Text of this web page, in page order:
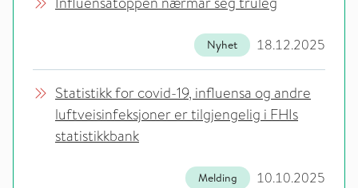
18.12.2025
Nyhet
Statistikk for covid-19, influensa og andre
luftveisinfeksjoner er tilgjengelig i FHIs
statistikkbank
10.10.2025
Melding